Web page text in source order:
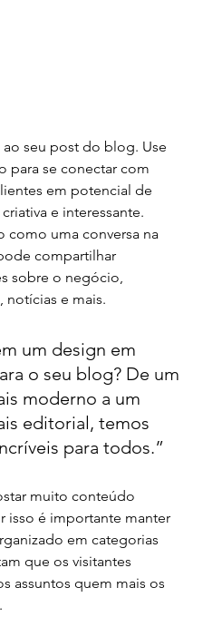
seu post do blog. Use
para se conectar com
em potencial de
e interessante.
como uma conversa na
compartilhar
sobre o negócio,
notícias e mais.
um design em
o seu blog? De um
moderno a um
editorial, temos
para todos.”
muito conteúdo
isso é importante manter
em categorias
que os visitantes
assuntos quem mais os